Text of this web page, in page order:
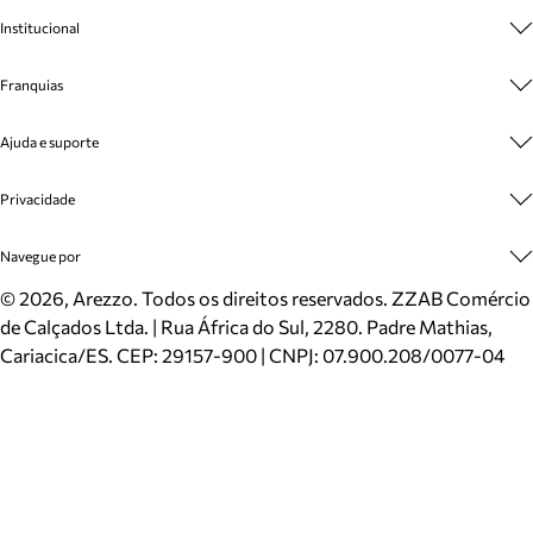
Institucional
Cashback
Venda Corporativa
Mapa do Site
Inverno
Mundo Arezzo
Franquias
Plano de Negócio
Ajuda e suporte
Cadastro
Meus Pedidos
Trocas e Devoluções
Cartão Presente
Localizador de lojas
Privacidade
Politica e Privacidade
Navegue por
Sapatos
Bolsas
Scarpins
©2026, Arezzo. Todos os direitos reservados. ZZAB Comércio
de Calçados Ltda. | Rua África do Sul, 2280. Padre Mathias,
Cariacica/ES. CEP: 29157-900 | CNPJ: 07.900.208/0077-04